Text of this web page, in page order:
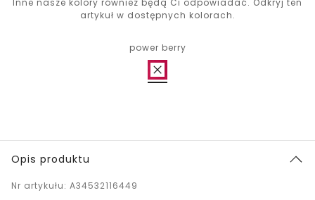
artykuł w dostępnych kolorach.
power berry
Opis produktu
Nr artykułu: A34532116449